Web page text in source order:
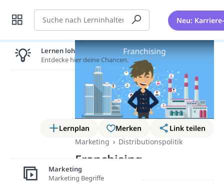
Suche Neu:
Lernplan Merken
Link teilen
Marketing
Distributionspolitik
Franchising
Lernen lohnt sich!
Entdecke hier deine Chancen.
Marketing
Marketing Begriffe